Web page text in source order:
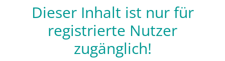
Dieser Inhalt ist nur für
registrierte Nutzer
zugänglich!